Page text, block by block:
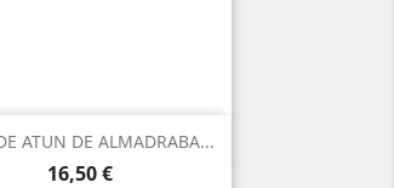
ATUN DE ALMADRABA...
Precio
16,50 €
 Vista rápida